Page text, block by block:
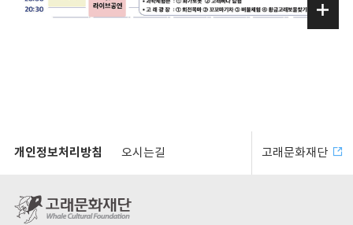
개인정보처리방침 오시는길 고래문화재단